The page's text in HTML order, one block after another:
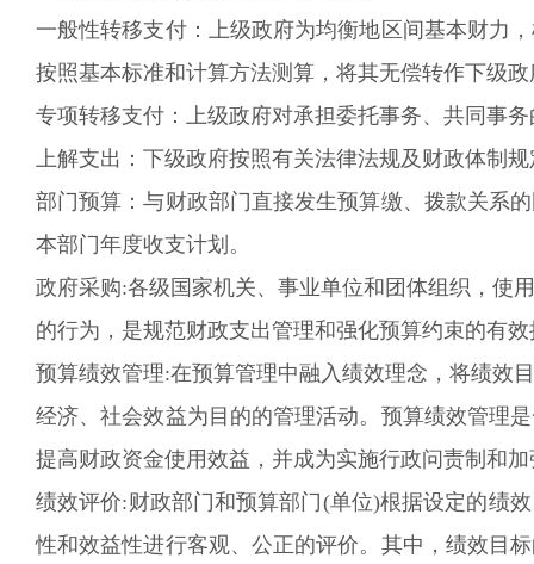
一般性转移支付：上级政府为均衡地区间基本财力
按照基本标准和计算方法测算，将其无偿转作下级
专项转移支付：上级政府对承担委托事务、共同事
上解支出：下级政府按照有关法律法规及财政体制
部门预算：与财政部门直接发生预算缴、拨款关系
本部门年度收支计划。
政府采购:各级国家机关、事业单位和团体组织，使
的行为，是规范财政支出管理和强化预算约束的有
预算绩效管理:在预算管理中融入绩效理念，将绩效
经济、社会效益为目的的管理活动。预算绩效管理
提高财政资金使用效益，并成为实施行政问责制和
绩效评价:财政部门和预算部门(单位)根据设定的绩
性和效益性进行客观、公正的评价。其中，绩效目